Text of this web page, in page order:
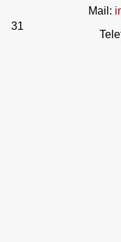
31
Mail: